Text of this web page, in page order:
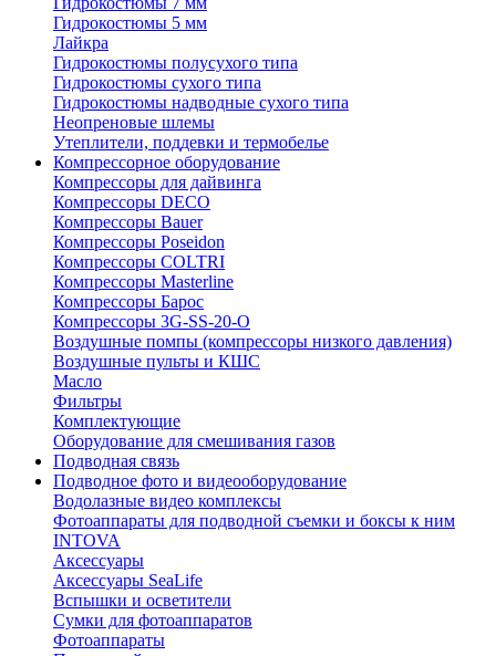
Гидрокостюмы 5 мм
Лайкра
Гидрокостюмы полусухого типа
Гидрокостюмы сухого типа
Гидрокостюмы надводные сухого типа
Неопреновые шлемы
Утеплители, поддевки и термобелье
Компрессорное оборудование
Компрессоры для дайвинга
Компрессоры DECO
Компрессоры Bauer
Компрессоры Poseidon
Компрессоры COLTRI
Компрессоры Masterline
Компрессоры Барос
Компрессоры 3G-SS-20-O
Воздушные помпы (компрессоры низкого давления)
Воздушные пульты и КШС
Масло
Фильтры
Комплектующие
Оборудование для смешивания газов
Подводная связь
Подводное фото и видеооборудование
Водолазные видео комплексы
Фотоаппараты для подводной съемки и боксы к ним
INTOVA
Аксессуары
Аксессуары SeaLife
Вспышки и осветители
Сумки для фотоаппаратов
Фотоаппараты